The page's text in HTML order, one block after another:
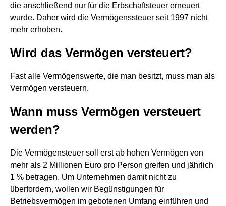
die anschließend nur für die Erbschaftsteuer erneuert
wurde. Daher wird die Vermögenssteuer seit 1997 nicht
mehr erhoben.
Wird das Vermögen versteuert?
Fast alle Vermögenswerte, die man besitzt, muss man als
Vermögen versteuern.
Wann muss Vermögen versteuert
werden?
Die Vermögensteuer soll erst ab hohen Vermögen von
mehr als 2 Millionen Euro pro Person greifen und jährlich
1 % betragen. Um Unternehmen damit nicht zu
überfordern, wollen wir Begünstigungen für
Betriebsvermögen im gebotenen Umfang einführen und